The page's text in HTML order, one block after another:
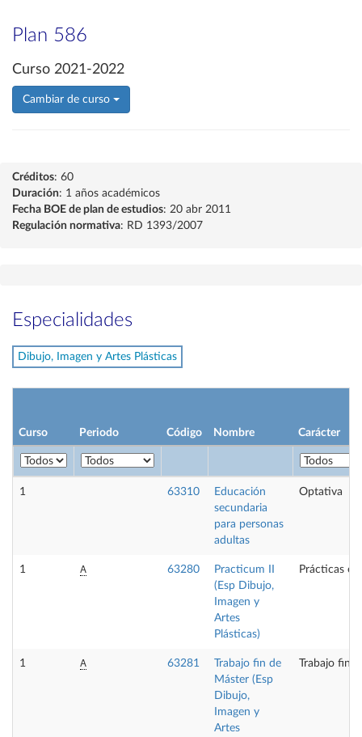
Plan 586
Curso 2021-2022
Cambiar de curso
Créditos: 60
Duración: 1 años académicos
Fecha BOE de plan de estudios: 20 abr 2011
Regulación normativa: RD 1393/2007
Especialidades
Dibujo, Imagen y Artes Plásticas
Curso Periodo Código Nombre Carácter
1 63310
Educación
secundaria
para personas
adultas
Optativa
1 A 63280
Practicum II
(Esp Dibujo,
Imagen y
Artes
Plásticas)
Prácticas
1 A 63281
Trabajo fin de
Máster (Esp
Dibujo,
Imagen y
Artes
Trabajo fin